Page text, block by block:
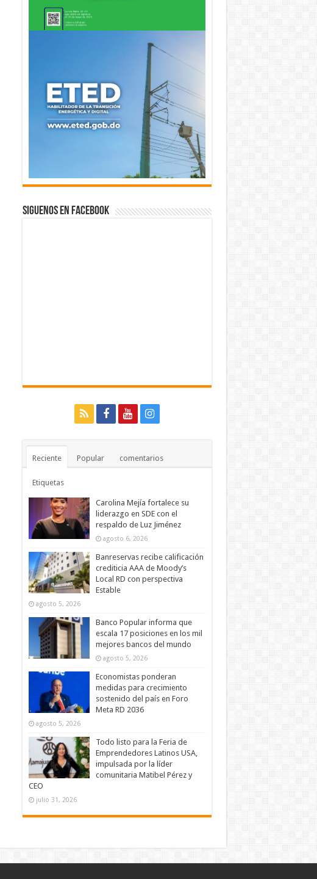
Siguenos en Facebook
Reciente Popular comentarios
Etiquetas
Carolina Mejía fortalece su
liderazgo en SDE con el
respaldo de Luz Jiménez
agosto 6, 2026
Banreservas recibe calificación
crediticia AAA de Moody’s
Local RD con perspectiva
Estable
agosto 5, 2026
Banco Popular informa que
escala 17 posiciones en los mil
mejores bancos del mundo
agosto 5, 2026
Economistas ponderan
medidas para crecimiento
sostenido del país en Foro
Meta RD 2036
agosto 5, 2026
Todo listo para la Feria de
Emprendedores Latinos USA,
impulsada por la líder
comunitaria Matibel Pérez y
CEO
julio 31, 2026